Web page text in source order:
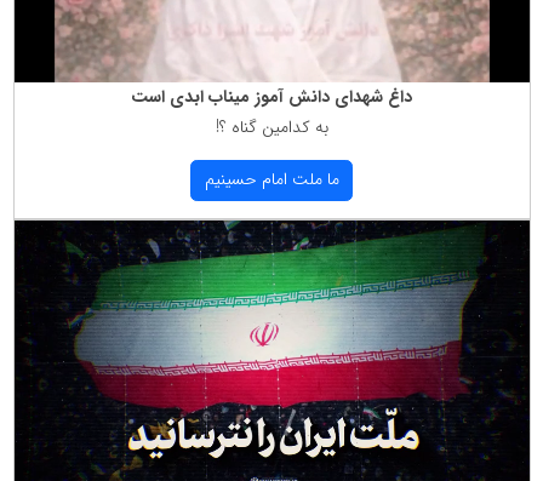
داغ شهدای دانش آموز میناب ابدی است
به كدامین گناه ؟!
ما ملت امام حسینیم